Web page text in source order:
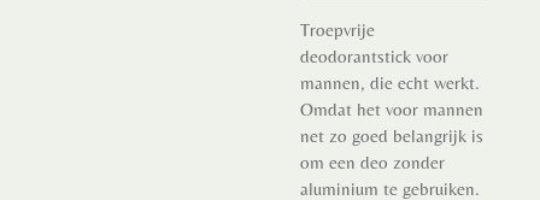
Troepvrije
deodorantstick voor
mannen, die echt werkt.
Omdat het voor mannen
net zo goed belangrijk is
om een deo zonder
aluminium te gebruiken.